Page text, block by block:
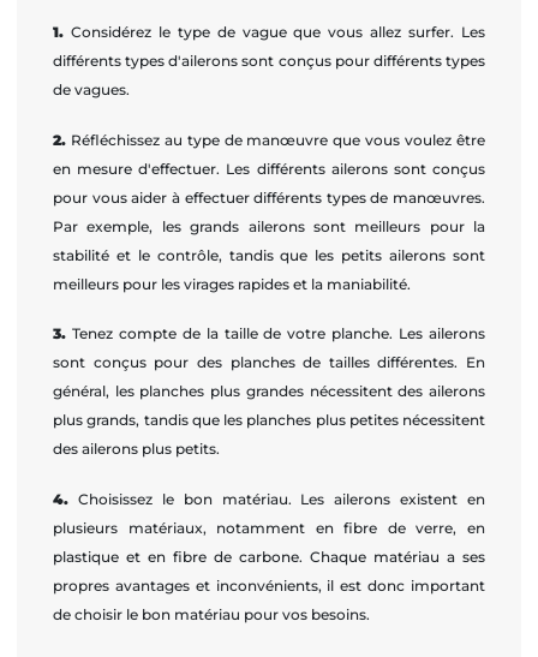
1. Considérez le type de vague que vous allez surfer. Les
différents types d'ailerons sont conçus pour différents types
de vagues.
2. Réfléchissez au type de manœuvre que vous voulez être
en mesure d'effectuer. Les différents ailerons sont conçus
pour vous aider à effectuer différents types de manœuvres.
Par exemple, les grands ailerons sont meilleurs pour la
stabilité et le contrôle, tandis que les petits ailerons sont
meilleurs pour les virages rapides et la maniabilité.
3. Tenez compte de la taille de votre planche. Les ailerons
sont conçus pour des planches de tailles différentes. En
général, les planches plus grandes nécessitent des ailerons
plus grands, tandis que les planches plus petites nécessitent
des ailerons plus petits.
4. Choisissez le bon matériau. Les ailerons existent en
plusieurs matériaux, notamment en fibre de verre, en
plastique et en fibre de carbone. Chaque matériau a ses
propres avantages et inconvénients, il est donc important
de choisir le bon matériau pour vos besoins.